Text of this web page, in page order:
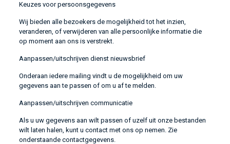
Keuzes voor persoonsgegevens
Wij bieden alle bezoekers de mogelijkheid tot het inzien,
veranderen, of verwijderen van alle persoonlijke informatie die
op moment aan ons is verstrekt.
Aanpassen/uitschrijven dienst nieuwsbrief
Onderaan iedere mailing vindt u de mogelijkheid om uw
gegevens aan te passen of om u af te melden.
Aanpassen/uitschrijven communicatie
Als u uw gegevens aan wilt passen of uzelf uit onze bestanden
wilt laten halen, kunt u contact met ons op nemen. Zie
onderstaande contactgegevens.